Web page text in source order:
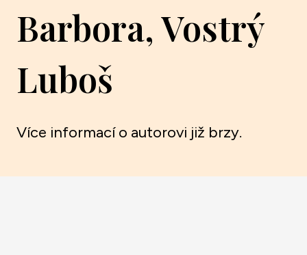
Barbora, Vostrý
Luboš
Více informací o autorovi již brzy.